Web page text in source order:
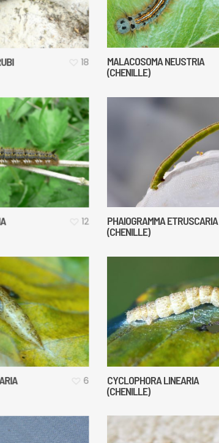
18
MALACOSOMA NEUSTRIA
(CHENILLE)
12
PHAIOGRAMMA ETRUSCARIA
(CHENILLE)
6
CYCLOPHORA LINEARIA
(CHENILLE)